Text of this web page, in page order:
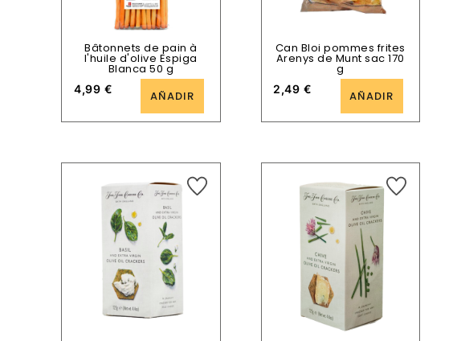
Bâtonnets de pain à
l'huile d'olive Espiga
Blanca 50 g
4,99 € AÑADIR
Can Bloi pommes frites
Arenys de Munt sac 170
g
2,49 € AÑADIR